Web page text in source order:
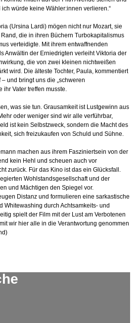
würde keine Wähler:innen verlieren.“
(Ursina Lardi) mögen nicht nur Mozart, sie
Rand, die in ihren Büchern Turbokapitalismus
verteidigte. Mit ihrem entwaffnenden
Anwältin der Erniedrigten verleiht Viktoria der
die von zwei kleinen nichtweißen
wird. Die älteste Tochter, Paula, kommentiert
und bringt uns die „schweren
ihr Vater treffen musste.
was sie tun. Grausamkeit ist Lustgewinn aus
oder weniger sind wir alle verführbar,
ist kein Selbstzweck, sondern die Macht des
sich freizukaufen von Schuld und Sühne.
machen aus ihrem Fasziniertsein von der
kein Hehl und scheuen auch vor
zurück. Für das Kino ist das ein Glücksfall.
Wohlstandsgesellschaft und der
und Mächtigen den Spiegel vor.
Distanz und formulieren eine sarkastische
Whitewashing durch Achtsamkeits- und
spielt der Film mit der Lust am Verbotenen
wir hier alle in die Verantwortung genommen